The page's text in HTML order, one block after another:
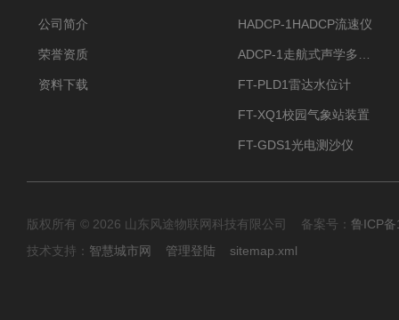
公司简介
荣誉资质
资料下载
HADCP-1HADCP流速仪
FT-PLD1雷达水位计
FT-XQ1校园气象站装置
FT-GDS1光电测沙仪
版权所有 © 2026 山东风途物联网科技有限公司 备案号： 鲁ICP
技术支持： 智慧城市网 管理登陆 sitemap.xml